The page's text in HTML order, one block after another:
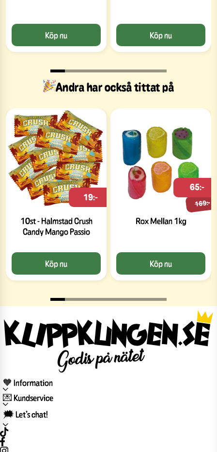
Köp nu Köp nu
Andra har också tittat på
10st - Halmstad Crush
Candy Mango Passio
19:-
Köp nu
Rox Mellan 1kg
169:-
65:-
Köp nu
🧡 Information
💌 Kundservice
🗯️ Let’s chat!